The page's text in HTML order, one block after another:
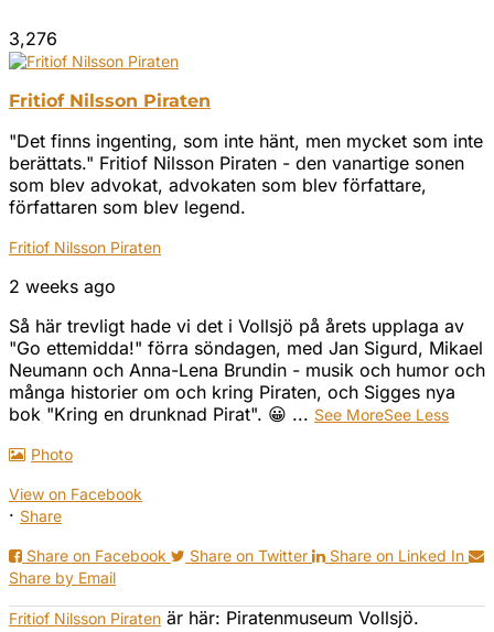
3,276
Fritiof Nilsson Piraten
"Det finns ingenting, som inte hänt, men mycket som inte
berättats." Fritiof Nilsson Piraten - den vanartige sonen
som blev advokat, advokaten som blev författare,
författaren som blev legend.
Fritiof Nilsson Piraten
2 weeks ago
Så här trevligt hade vi det i Vollsjö på årets upplaga av
"Go ettemidda!" förra söndagen, med Jan Sigurd, Mikael
Neumann och Anna-Lena Brundin - musik och humor och
många historier om och kring Piraten, och Sigges nya
bok "Kring en drunknad Pirat". 😀 ... See MoreSee Less
Photo
View on Facebook
· Share
Share on Facebook Share on Twitter
Share on Linked In
Share by Email
Fritiof Nilsson Piraten är här: Piratenmuseum Vollsjö.